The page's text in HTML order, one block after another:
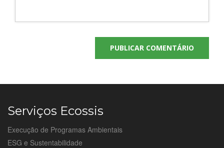
Serviços Ecossis
Execução de Programas Ambientais
ESG e Sustentabilidade